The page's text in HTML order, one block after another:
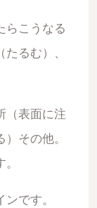
らこうなる
るむ）、
（表面に注
その他。
です。